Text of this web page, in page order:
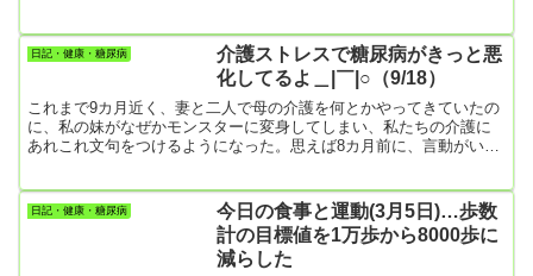
わないよ）・他娘たちが帰省してから、普段食べないように我慢し
ていたご飯やお蕎麦など、ずいぶん食べたし、大晦日のテレビのお
供に酒のつまみやお菓子も食べたいだけ食べた。なので、体重計に
はここ２，３日恐くて...
日記・健康・糖尿病
介護ストレスで糖尿病がきっと悪
化してるよ＿|￣|○（9/18）
これまで9カ月近く、妻と二人で母の介護を何とかやってきていたの
に、私の妹がなぜかモンスターに変身してしまい、私たちの介護に
あれこれ文句をつけるようになった。思えば8カ月前に、言動がいき
度にはほとほと困り果て、エネルギーを消耗させられた。 妻も同様
で、とうとう、この家を出ていきたいとまで言い出したよ。まあ、
そのことについては、結局、この私が妻に信頼されていなかったと
日記・健康・糖尿病
今日の食事と運動(3月5日)…歩数
計の目標値を1万歩から8000歩に
減らした